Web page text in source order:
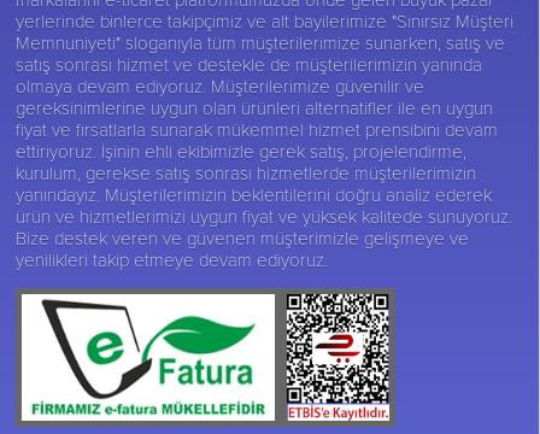
yerlerinde binlerce takipçimiz ve alt bayilerimize "Sınırsız Müşteri
Memnuniyeti" sloganıyla tüm müşterilerimize sunarken, satış ve
satış sonrası hizmet ve destekle de müşterilerimizin yanında
olmaya devam ediyoruz. Müşterilerimize güvenilir ve
gereksinimlerine uygun olan ürünleri alternatifler ile en uygun
fiyat ve fırsatlarla sunarak mükemmel hizmet prensibini devam
ettiriyoruz. İşinin ehli ekibimizle gerek satış, projelendirme,
kurulum, gerekse satış sonrası hizmetlerde müşterilerimizin
yanındayız. Müşterilerimizin beklentilerini doğru analiz ederek
ürün ve hizmetlerimizi uygun fiyat ve yüksek kalitede sunuyoruz.
Bize destek veren ve güvenen müşterimizle gelişmeye ve
yenilikleri takip etmeye devam ediyoruz.